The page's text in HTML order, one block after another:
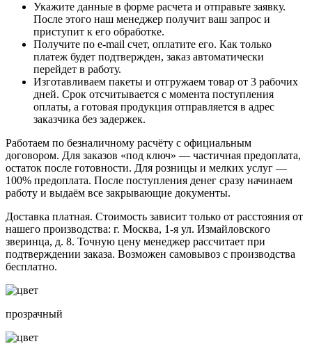
Укажите данные в форме расчета и отправьте заявку.
После этого наш менеджер получит ваш запрос и
приступит к его обработке.
Получите по e-mail счет, оплатите его. Как только
платеж будет подтвержден, заказ автоматически
перейдет в работу.
Изготавливаем пакеты и отгружаем товар от 3 рабочих
дней. Срок отсчитывается с момента поступления
оплаты, а готовая продукция отправляется в адрес
заказчика без задержек.
Работаем по безналичному расчёту с официальным
договором. Для заказов «под ключ» — частичная предоплата,
остаток после готовности. Для розницы и мелких услуг —
100% предоплата. После поступления денег сразу начинаем
работу и выдаём все закрывающие документы.
Доставка платная. Стоимость зависит только от расстояния от
нашего производства: г. Москва, 1-я ул. Измайловского
зверинца, д. 8. Точную цену менеджер рассчитает при
подтверждении заказа. Возможен самовывоз с производства
бесплатно.
прозрачный